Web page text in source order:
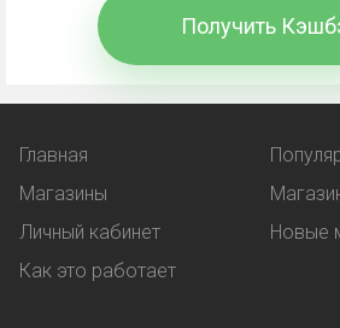
оформлении покупки. В обмен
получает выгоду:
услугу, предоставляемая
например, бесплатная
использовании клиент покупает
Получить
Главная
Магазины
Личный кабинет
Как это работает
Новые